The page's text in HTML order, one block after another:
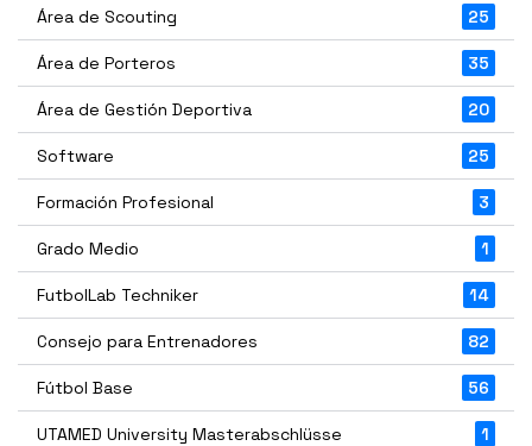
Área de Scouting 25
Área de Porteros 35
Área de Gestión Deportiva 20
Software 25
Formación Profesional 3
Grado Medio 1
FutbolLab Techniker 14
Consejo para Entrenadores 82
Fútbol Base 56
UTAMED University Masterabschlüsse 1